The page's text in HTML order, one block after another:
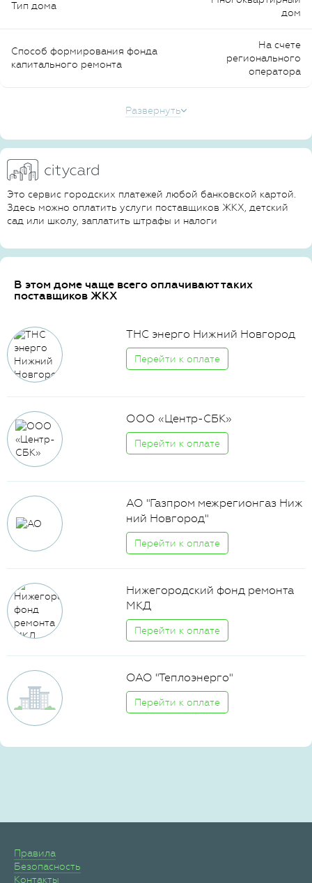
Тип дома
дом
Способ формирования фонда
капитального ремонта
На счете
регионального
оператора
Развернуть
Это сервис городских платежей любой банковской картой.
Здесь можно оплатить услуги поставщиков ЖКХ, детский
сад или школу, заплатить штрафы и налоги
В этом доме чаще всего оплачивают таких
поставщиков ЖКХ
ТНС энерго Нижний Новгород
Перейти к оплате
ООО «Центр-СБК»
Перейти к оплате
АО "Газпром межрегионгаз Ниж
ний Новгород"
Перейти к оплате
Нижегородский фонд ремонта
МКД
Перейти к оплате
ОАО "Теплоэнерго"
Перейти к оплате
Правила
Безопасность
Контакты